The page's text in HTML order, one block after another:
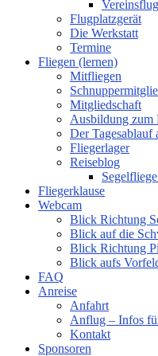
Flugplatzgerät
Die Werkstatt
Termine
Fliegen (lernen)
Mitfliegen
Mitgliedschaft
Ausbildung zum
Der Tagesablauf
Fliegerlager
Reiseblog
Fliegerklause
Webcam
Blick Richtung
Blick auf die
Blick Richtung
Blick aufs
FAQ
Anreise
Anfahrt
Anflug – Infos
Kontakt
Sponsoren